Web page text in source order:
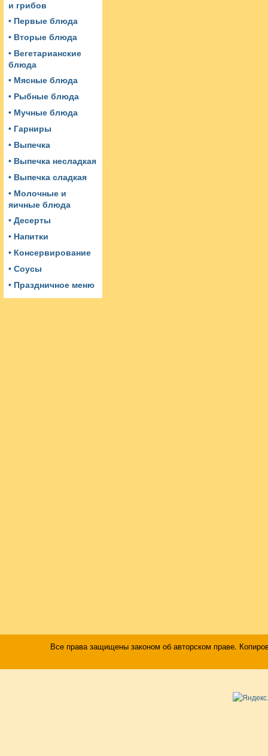
и грибов
• Первые блюда
• Вторые блюда
• Вегетарианские
блюда
• Мясные блюда
• Рыбные блюда
• Мучные блюда
• Гарниры
• Выпечка
• Выпечка несладкая
• Выпечка сладкая
• Молочные и
яичные блюда
• Десерты
• Напитки
• Консервирование
• Соусы
• Праздничное меню
Все права защищены законом об авторском праве.